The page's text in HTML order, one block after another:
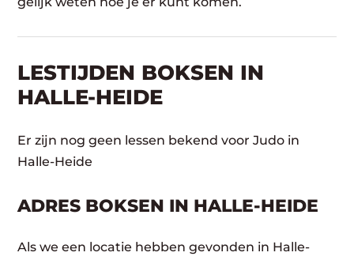
LESTIJDEN BOKSEN IN
HALLE-HEIDE
Er zijn nog geen lessen bekend voor Judo in
Halle-Heide
ADRES BOKSEN IN HALLE-HEIDE
Als we een locatie hebben gevonden in Halle-